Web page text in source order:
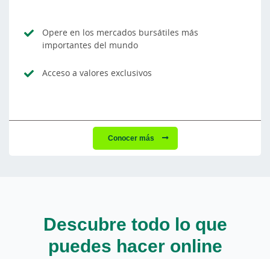
Opere en los mercados bursátiles más
importantes del mundo
Acceso a valores exclusivos
Conocer más
Descubre todo lo que
puedes hacer online